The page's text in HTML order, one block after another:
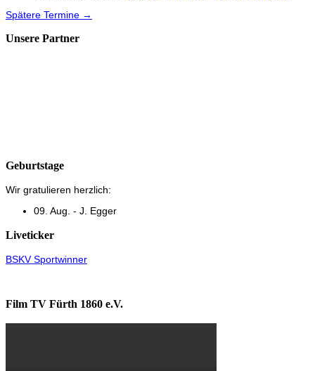
Spätere Termine →
Unsere Partner
Geburtstage
Wir gratulieren herzlich:
09. Aug. - J. Egger
Liveticker
BSKV Sportwinner
Film TV Fürth 1860 e.V.